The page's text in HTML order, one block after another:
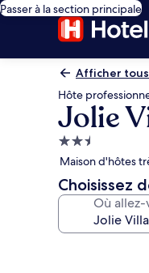
Passer à la section principale
Afficher
Hôte
Jolie
Hébergement
2.5 étoiles
Maison d'hôtes
Choisissez
Où allez-